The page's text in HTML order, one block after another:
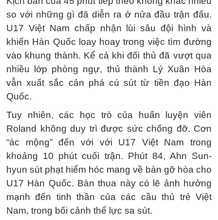
so với những gì đã diễn ra ở nửa đầu trận đấu.
U17 Việt Nam chấp nhận lùi sâu đội hình và
khiến Hàn Quốc loay hoay trong việc tìm đường
vào khung thành. Kể cả khi đối thủ đã vượt qua
nhiều lớp phòng ngự, thủ thành Lý Xuân Hòa
vẫn xuất sắc cản phá cú sút từ tiền đạo Hàn
Quốc.
Tuy nhiên, các học trò của huấn luyện viên
Roland không duy trì được sức chống đỡ. Cơn
“ác mộng” đến với với U17 Việt Nam trong
khoảng 10 phút cuối trận. Phút 84, Ahn Sun-
hyun sút phạt hiểm hóc mang về bàn gỡ hòa cho
U17 Hàn Quốc. Bàn thua này có lẽ ảnh hưởng
mạnh đến tinh thần của các cầu thủ trẻ Việt
Nam, trong bối cảnh thể lực sa sút.